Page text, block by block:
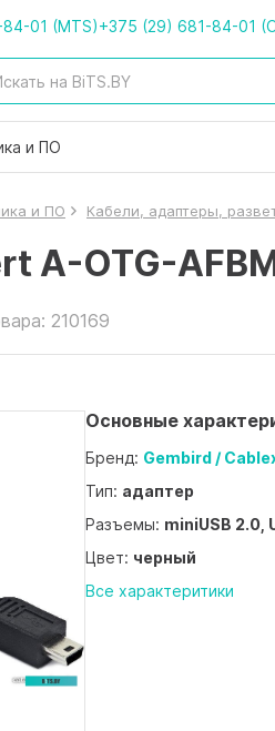
01 (MTS)+375 (29) 681-84-01
и ПО
и ПО Кабели, адаптеры,
A-OTG-
210169
Основные
Бренд: Gembird /
Тип: адаптер
Разъемы: miniUSB 2.0,
Цвет: черный
Все характеритики